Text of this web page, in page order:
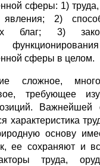
сферы: 1) труда,
явления; 2)
благ; 3)
сферы в целом.
сложное,
требующее
Важнейшей
характеристика
основу
ее сохраняют и
труда,